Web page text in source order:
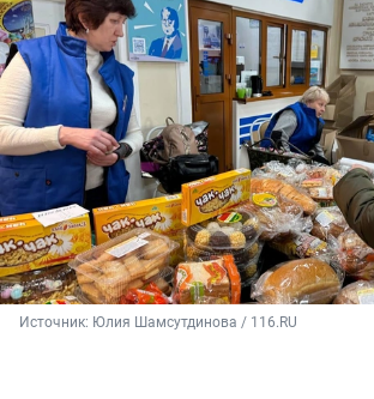
Источник: Юлия Шамсутдинова / 116.RU